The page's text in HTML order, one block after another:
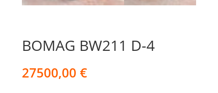
BOMAG BW211 D-4
27500,00 €